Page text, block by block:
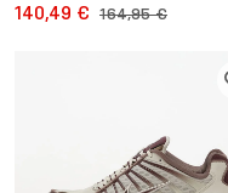
140,49 € 164,95 €